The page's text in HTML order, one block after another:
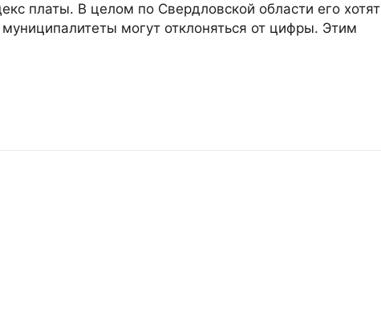
платы. В целом по Свердловской области его хотят
могут отклоняться от цифры. Этим